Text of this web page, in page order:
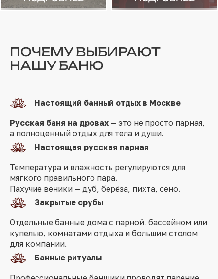
ПОЧЕМУ ВЫБИРАЮТ
НАШУ БАНЮ
Настоящий банный отдых в Москве
Русская баня на дровах — это не просто парная,
а полноценный отдых для тела и души.
Настоящая русская парная
Температура и влажность регулируются для
мягкого правильного пара.
Пахучие веники — дуб, берёза, пихта, сено.
Закрытые срубы
Отдельные банные дома с парной, бассейном или
купелью, комнатами отдыха и большим столом
для компании.
Банные ритуалы